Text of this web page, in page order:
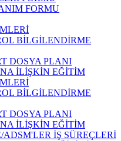
FORMU
BİLGİLENDİRME
DOSYA PLANI
İLİŞKİN EĞİTİM
BİLGİLENDİRME
DOSYA PLANI
İLİŞKİN EĞİTİM
ADSM'LER İŞ SÜREÇLERİ